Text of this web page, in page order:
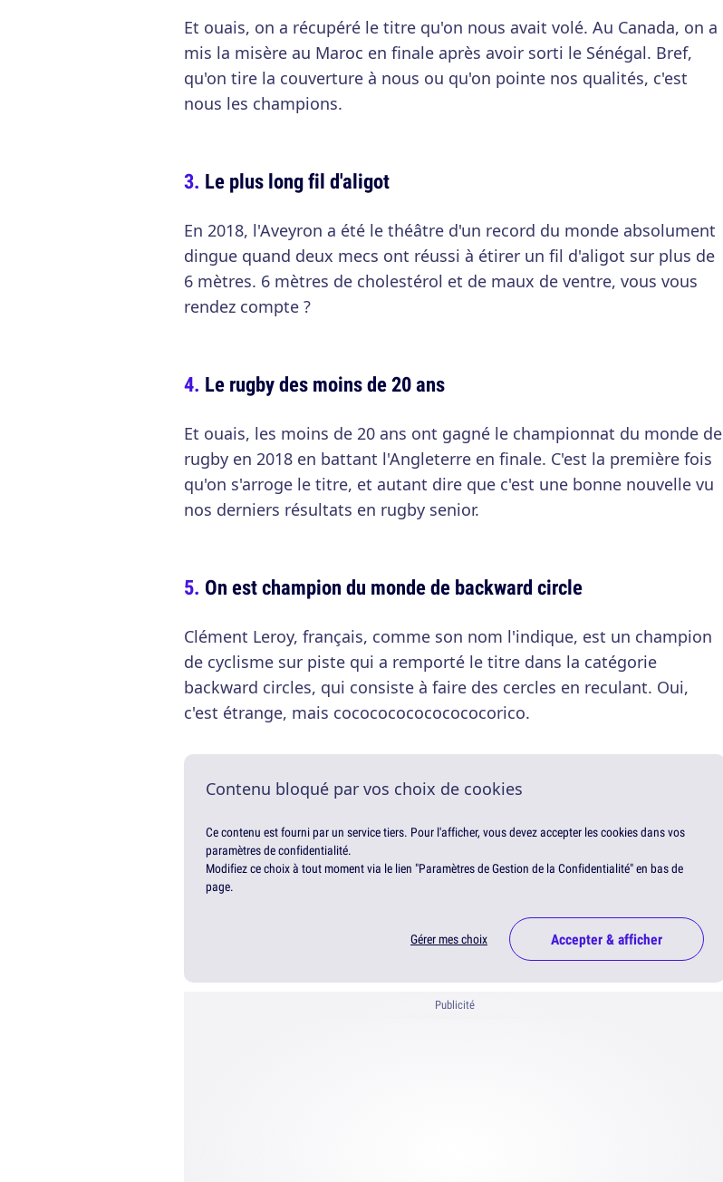
Et ouais, on a récupéré le titre qu'on nous avait volé. Au Canada, on a
mis la misère au Maroc en finale après avoir sorti le Sénégal. Bref,
qu'on tire la couverture à nous ou qu'on pointe nos qualités, c'est
nous les champions.
Le plus long fil d'aligot
En 2018, l'Aveyron a été le théâtre d'un record du monde absolument
dingue quand deux mecs ont réussi à étirer un fil d'aligot sur plus de
6 mètres. 6 mètres de cholestérol et de maux de ventre, vous vous
rendez compte ?
Le rugby des moins de 20 ans
Et ouais, les moins de 20 ans ont gagné le championnat du monde de
rugby en 2018 en battant l'Angleterre en finale. C'est la première fois
qu'on s'arroge le titre, et autant dire que c'est une bonne nouvelle vu
nos derniers résultats en rugby senior.
On est champion du monde de backward circle
Clément Leroy, français, comme son nom l'indique, est un champion
de cyclisme sur piste qui a remporté le titre dans la catégorie
backward circles, qui consiste à faire des cercles en reculant. Oui,
c'est étrange, mais cococococococococorico.
Contenu bloqué par vos choix de cookies
Ce contenu est fourni par un service tiers. Pour l'afficher, vous devez accepter les cookies dans vos
paramètres de confidentialité.
Modifiez ce choix à tout moment via le lien "Paramètres de Gestion de la Confidentialité" en bas de
page.
Gérer mes choix Accepter & afficher
Publicité